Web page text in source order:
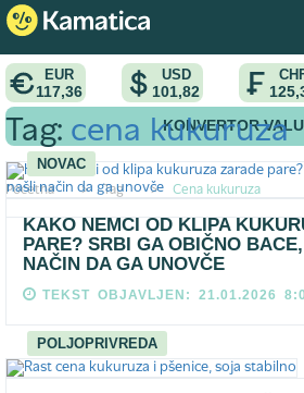
EUR
117,36
USD
101,82
KONVERTOR
Pocetna > Tag > Cena kukuruza
Tag: cena kukuruza
NOVAC
KAKO NEMCI OD KLIPA
PARE? SRBI GA OBIČNO
NAČIN DA GA UNOVČE
TEKST OBJAVLJEN: 21.01.2026
POLJOPRIVREDA